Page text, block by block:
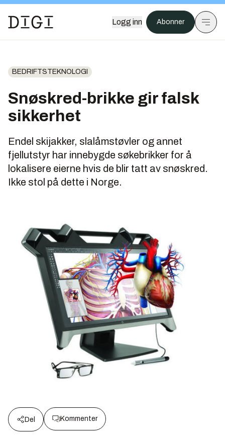
Logg inn Abonner
BEDRIFTSTEKNOLOGI
Snøskred-brikke gir falsk
sikkerhet
Endel skijakker, slalåmstøvler og annet
fjellutstyr har innebygde søkebrikker for å
lokalisere eierne hvis de blir tatt av snøskred.
Ikke stol på dette i Norge.
Del Kommenter